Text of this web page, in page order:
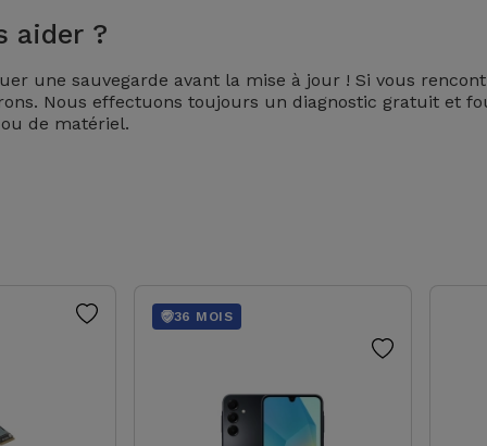
aider ?
une sauvegarde avant la mise à jour ! Si vous
Nous effectuons toujours un diagnostic gratuit et
de matériel.
36 MOIS